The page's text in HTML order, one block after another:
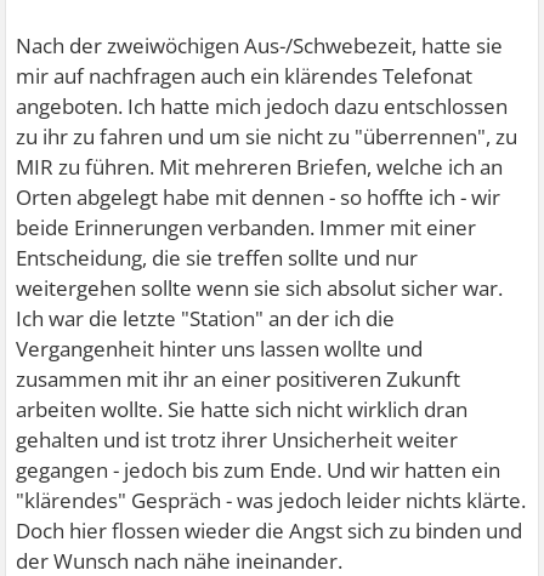
Nach der zweiwöchigen Aus-/Schwebezeit, hatte sie
mir auf nachfragen auch ein klärendes Telefonat
angeboten. Ich hatte mich jedoch dazu entschlossen
zu ihr zu fahren und um sie nicht zu "überrennen", zu
MIR zu führen. Mit mehreren Briefen, welche ich an
Orten abgelegt habe mit dennen - so hoffte ich - wir
beide Erinnerungen verbanden. Immer mit einer
Entscheidung, die sie treffen sollte und nur
weitergehen sollte wenn sie sich absolut sicher war.
Ich war die letzte "Station" an der ich die
Vergangenheit hinter uns lassen wollte und
zusammen mit ihr an einer positiveren Zukunft
arbeiten wollte. Sie hatte sich nicht wirklich dran
gehalten und ist trotz ihrer Unsicherheit weiter
gegangen - jedoch bis zum Ende. Und wir hatten ein
"klärendes" Gespräch - was jedoch leider nichts klärte.
Doch hier flossen wieder die Angst sich zu binden und
der Wunsch nach nähe ineinander.